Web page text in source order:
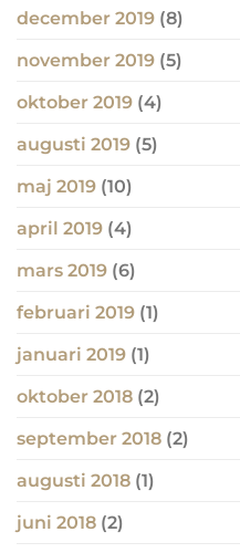
december 2019 (8)
november 2019 (5)
oktober 2019 (4)
augusti 2019 (5)
maj 2019 (10)
april 2019 (4)
mars 2019 (6)
februari 2019 (1)
januari 2019 (1)
oktober 2018 (2)
september 2018 (2)
augusti 2018 (1)
juni 2018 (2)